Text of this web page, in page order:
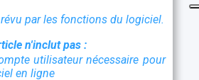
par les fonctions du logiciel.
n'inclut pas :
utilisateur nécessaire pour
en ligne